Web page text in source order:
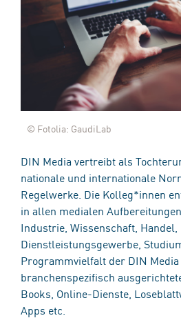
© Fotolia: GaudiLab
DIN Media vertreibt als
nationale und internationale
Regelwerke. Die Kolleg*innen
in allen medialen
Industrie, Wissenschaft, Handel,
Dienstleistungsgewerbe,
Programmvielfalt der DIN
branchenspezifisch
Books, Online-Dienste,
Apps etc.